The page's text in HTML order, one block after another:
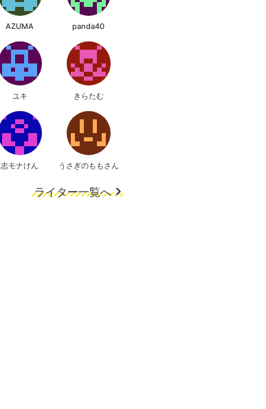
AZUMA panda40
ユキ きらたむ
志モナけん うさぎのももさん
ライター一覧へ